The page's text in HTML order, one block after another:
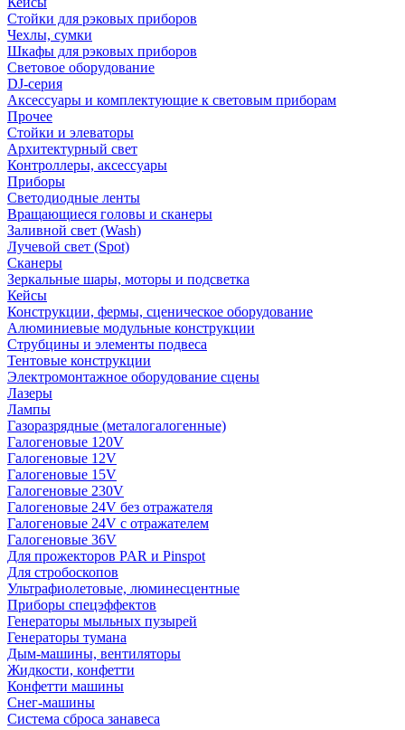
Стойки для рэковых приборов
Чехлы, сумки
Шкафы для рэковых приборов
Световое оборудование
DJ-серия
Аксессуары и комплектующие к световым приборам
Прочее
Стойки и элеваторы
Архитектурный свет
Контроллеры, аксессуары
Приборы
Светодиодные ленты
Вращающиеся головы и сканеры
Заливной свет (Wash)
Лучевой свет (Spot)
Сканеры
Зеркальные шары, моторы и подсветка
Кейсы
Конструкции, фермы, сценическое оборудование
Алюминиевые модульные конструкции
Струбцины и элементы подвеса
Тентовые конструкции
Электромонтажное оборудование сцены
Лазеры
Лампы
Газоразрядные (металогалогенные)
Галогеновые 120V
Галогеновые 12V
Галогеновые 15V
Галогеновые 230V
Галогеновые 24V без отражателя
Галогеновые 24V с отражателем
Галогеновые 36V
Для прожекторов PAR и Pinspot
Для стробоскопов
Ультрафиолетовые, люминесцентные
Приборы спецэффектов
Генераторы мыльных пузырей
Генераторы тумана
Дым-машины, вентиляторы
Жидкости, конфетти
Конфетти машины
Снег-машины
Система сброса занавеса